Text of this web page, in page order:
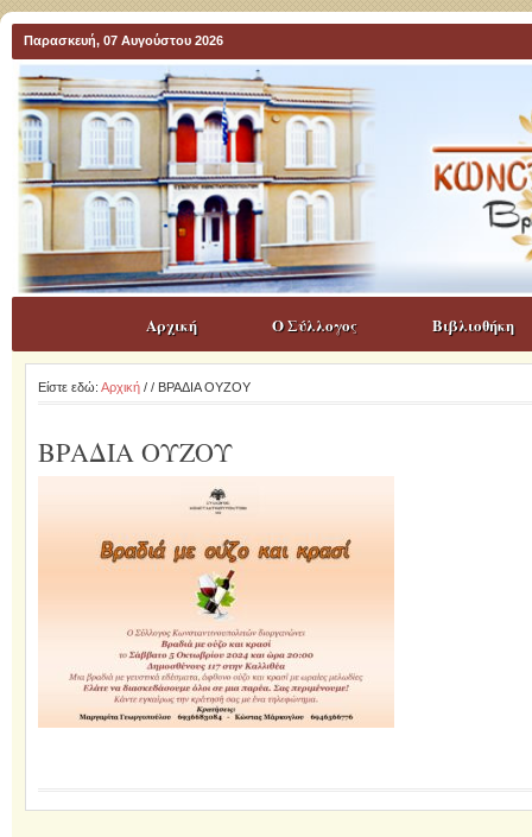
Παρασκευή, 07 Αυγούστου 2026
Αρχική Ο Σύλλογος Βιβλιοθήκη
Είστε εδώ: Αρχική/ / ΒΡΑΔΙΑ ΟΥΖΟΥ
ΒΡΑΔΙΑ ΟΥΖΟΥ